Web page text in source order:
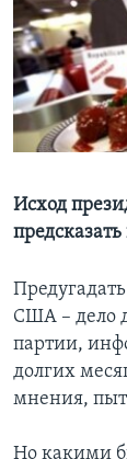
Learning
СОЦИАЛЬНЫЕ
Языки
Исход
США – дело
партии,
долгих
мнения,
Но какими